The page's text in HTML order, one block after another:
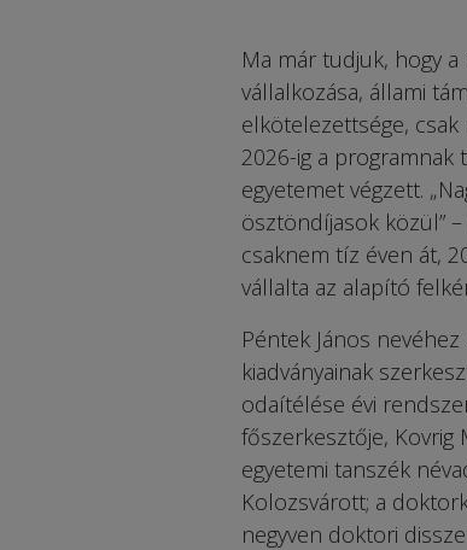
Ma már tudjuk, hogy
vállalkozása, állami
elkötelezettsége,
2026-ig a
egyetemet végzett.
ösztöndíjasok közül”
csaknem tíz éven át,
vállalta az alapító
Péntek János
kiadványainak
odaítélése évi
főszerkesztője, Kovrig
egyetemi tanszék
Kolozsvárott; a
negyven doktori